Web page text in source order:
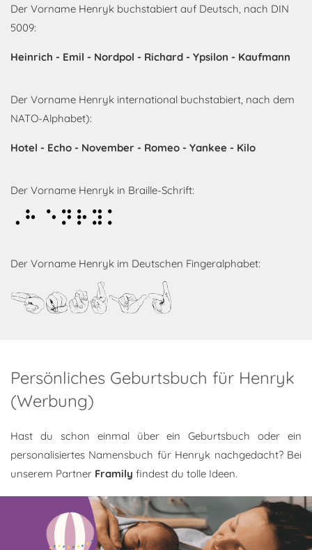
Der Vorname Henryk buchstabiert auf Deutsch, nach DIN
5009:
Heinrich - Emil - Nordpol - Richard - Ypsilon - Kaufmann
Der Vorname Henryk international buchstabiert, nach dem
NATO-Alphabet):
Hotel - Echo - November - Romeo - Yankee - Kilo
Der Vorname Henryk in Braille-Schrift:
Henryk
Der Vorname Henryk im Deutschen Fingeralphabet:
Henryk
Persönliches Geburtsbuch für Henryk
(Werbung)
Hast du schon einmal über ein Geburtsbuch oder ein
personalisiertes Namensbuch für Henryk nachgedacht? Bei
unserem Partner Framily findest du tolle Ideen.